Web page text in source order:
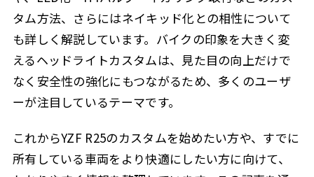
タム方法、さらにはネイキッド化との相性について
も詳しく解説しています。バイクの印象を大きく変
えるヘッドライトカスタムは、見た目の向上だけで
なく安全性の強化にもつながるため、多くのユーザ
ーが注目しているテーマです。
これからYZF R25のカスタムを始めたい方や、すでに
所有している車両をより快適にしたい方に向けて、